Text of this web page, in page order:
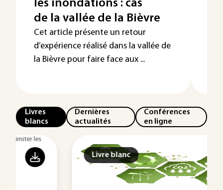
les inondations : cas
de la vallée de la Bièvre
Cet article présente un retour
d’expérience réalisé dans la vallée de
la Bièvre pour faire face aux ...
Livres
blancs
Dernières
actualités
Conférences
en ligne
Livre blanc